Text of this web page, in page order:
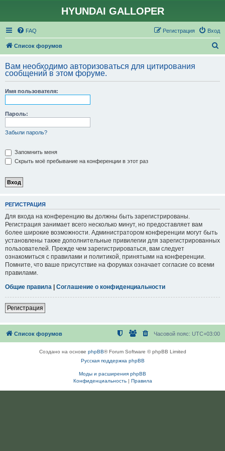
HYUNDAI GALLOPER
FAQ Вход
Регистрация
Список форумов
с
Вам необходимо авторизоваться для цитирования
сообщений в этом форуме.
Имя пользователя:
Пароль:
Забыли пароль?
Запомнить меня
Скрыть моё пребывание на конференции в этот раз
РЕГИСТРАЦИЯ
Для входа на конференцию вы должны быть зарегистрированы.
Регистрация занимает всего несколько минут, но предоставляет вам
более широкие возможности. Администратором конференции могут быть
установлены также дополнительные привилегии для зарегистрированных
пользователей. Прежде чем зарегистрироваться, вам следует
ознакомиться с правилами и политикой, принятыми на конференции.
Помните, что ваше присутствие на форумах означает согласие со всеми
правилами.
Общие правила | Соглашение о конфиденциальности
Регистрация
Список форумов Часовой пояс: UTC+03:00
Создано на основе phpBB® Forum Software © phpBB Limited
Русская поддержка phpBB
Моды и расширения phpBB
Конфиденциальность| Правила